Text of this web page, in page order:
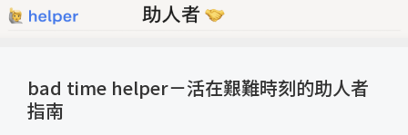
bad time helper－活在艱難時刻的助人者
指南